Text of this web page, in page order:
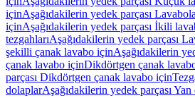
içinAşağıdakilerin yedek parçası
içinAşağıdakilerin yedek parçası İkili
tezgahlarıAşağıdakilerin yedek parçası
şekilli çanak lavabo içinAşağıdakilerin
çanak lavabo içinDikdörtgen çanak
parçası Dikdörtgen çanak lavabo için
dolaplarAşağıdakilerin yedek parçası